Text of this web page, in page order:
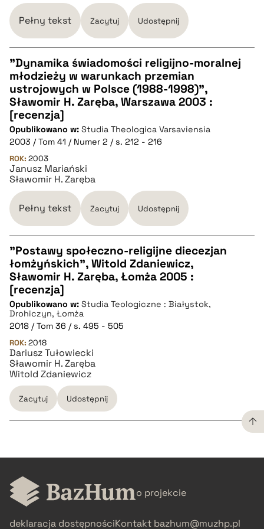
pobierz cytat
Pełny tekst Zacytuj Udostępnij
CZYSTY TEKST
pobierz cytat
BIBTEX
pobierz cytat
"Dynamika świadomości religijno-moralnej
młodzieży w warunkach przemian
ustrojowych w Polsce (1988-1998)",
Sławomir H. Zaręba, Warszawa 2003 :
[recenzja]
Opublikowano w: Studia Theologica Varsaviensia
2003 / Tom 41 / Numer 2 / s. 212 - 216
ROK: 2003
Janusz Mariański
Sławomir H. Zaręba
Pełny tekst Zacytuj Udostępnij
CZYSTY TEKST
pobierz cytat
BIBTEX
pobierz cytat
"Postawy społeczno-religijne diecezjan
łomżyńskich", Witold Zdaniewicz,
Sławomir H. Zaręba, Łomża 2005 :
[recenzja]
Opublikowano w: Studia Teologiczne : Białystok,
Drohiczyn, Łomża
2018 / Tom 36 / s. 495 - 505
ROK: 2018
Dariusz Tułowiecki
Sławomir H. Zaręba
Witold Zdaniewicz
Zacytuj Udostępnij
CZYSTY TEKST
pobierz cytat o projekcie
deklaracja dostępnościKontakt bazhum@muzhp.pl